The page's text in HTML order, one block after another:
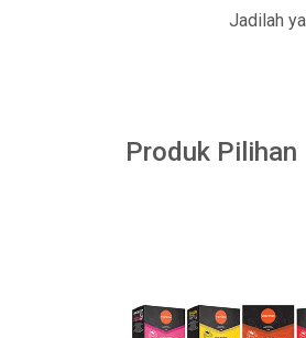
Jadilah
Produk Pilihan